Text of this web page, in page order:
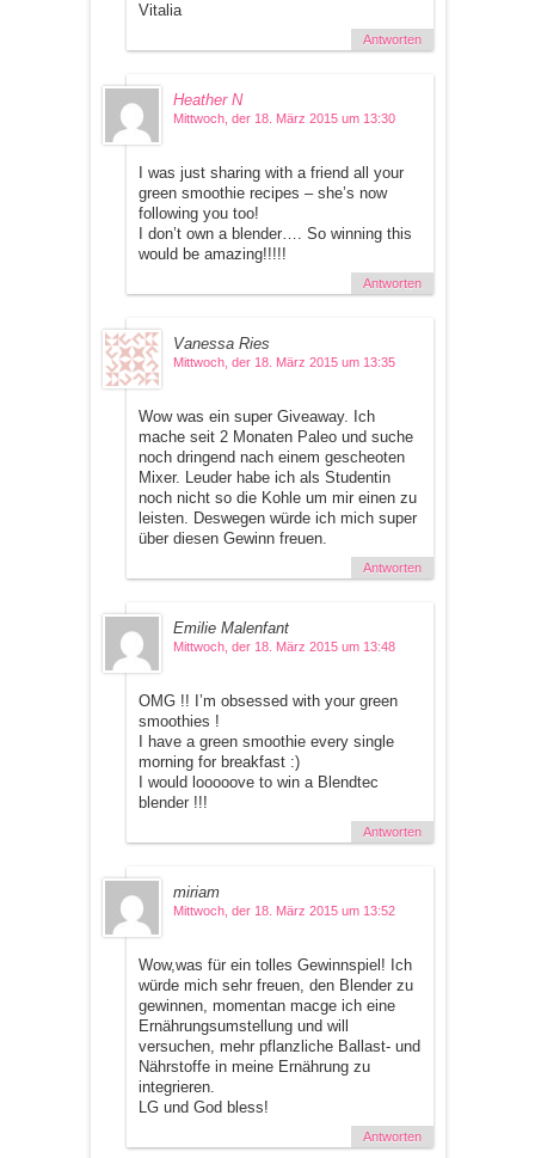
Vitalia
Antworten
Heather N
Mittwoch, der 18. März 2015 um 13:30
I was just sharing with a friend all your
green smoothie recipes – she’s now
following you too!
I don’t own a blender…. So winning this
would be amazing!!!!!
Antworten
Vanessa Ries
Mittwoch, der 18. März 2015 um 13:35
Wow was ein super Giveaway. Ich
mache seit 2 Monaten Paleo und suche
noch dringend nach einem gescheoten
Mixer. Leuder habe ich als Studentin
noch nicht so die Kohle um mir einen zu
leisten. Deswegen würde ich mich super
über diesen Gewinn freuen.
Antworten
Emilie Malenfant
Mittwoch, der 18. März 2015 um 13:48
OMG !! I’m obsessed with your green
smoothies !
I have a green smoothie every single
morning for breakfast :)
I would looooove to win a Blendtec
blender !!!
Antworten
miriam
Mittwoch, der 18. März 2015 um 13:52
Wow,was für ein tolles Gewinnspiel! Ich
würde mich sehr freuen, den Blender zu
gewinnen, momentan macge ich eine
Ernährungsumstellung und will
versuchen, mehr pflanzliche Ballast- und
Nährstoffe in meine Ernährung zu
integrieren.
LG und God bless!
Antworten